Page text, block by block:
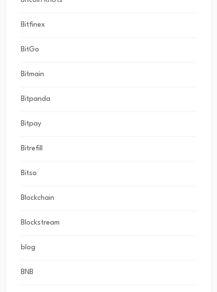
Bitfinex
BitGo
Bitmain
Bitpanda
Bitpay
Bitrefill
Bitso
Blockchain
Blockstream
blog
BNB